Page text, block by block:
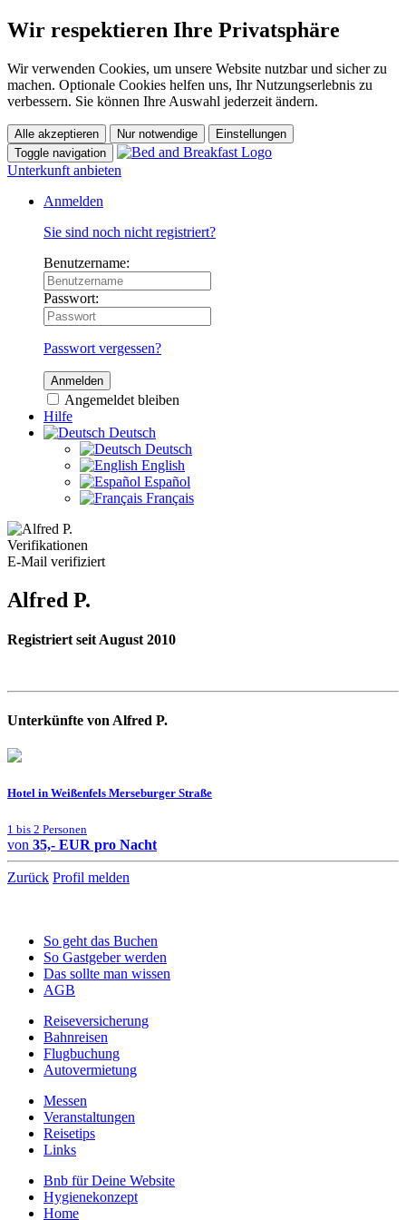
Wir respektieren Ihre Privatsphäre
Wir verwenden Cookies, um unsere Website nutzbar und sicher zu
machen. Optionale Cookies helfen uns, Ihr Nutzungserlebnis zu
verbessern. Sie können Ihre Auswahl jederzeit ändern.
Alle akzeptieren Nur notwendige
Einstellungen
Toggle navigation
Unterkunft anbieten
Anmelden
Sie sind noch nicht registriert?
Benutzername:
Passwort:
Passwort vergessen?
Anmelden
Angemeldet bleiben
Hilfe
Deutsch
Deutsch
English
Español
Français
Verifikationen
E-Mail verifiziert
Alfred P.
Registriert seit August 2010
Unterkünfte von Alfred P.
Hotel in Weißenfels Merseburger Straße
1 bis 2 Personen
von 35,- EUR pro Nacht
Zurück Profil melden
So geht das Buchen
So Gastgeber werden
Das sollte man wissen
AGB
Reiseversicherung
Bahnreisen
Flugbuchung
Autovermietung
Messen
Veranstaltungen
Reisetips
Links
Bnb für Deine Website
Hygienekonzept
Home